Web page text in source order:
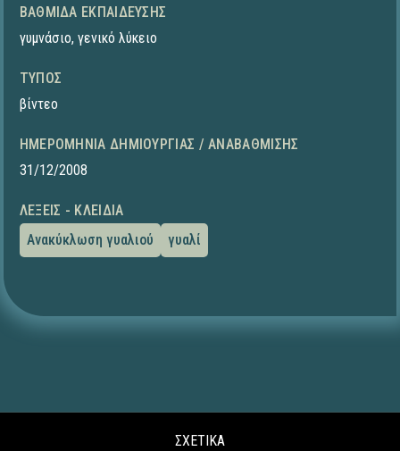
ΒΑΘΜΊΔΑ ΕΚΠΑΊΔΕΥΣΗΣ
γυμνάσιο, γενικό λύκειο
ΤΎΠΟΣ
βίντεο
ΗΜΕΡΟΜΗΝΊΑ ΔΗΜΙΟΥΡΓΊΑΣ / ΑΝΑΒΆΘΜΙΣΗΣ
31/12/2008
ΛΈΞΕΙΣ - ΚΛΕΙΔΙΆ
Ανακύκλωση γυαλιού
γυαλί
ΣΧΕΤΙΚΑ